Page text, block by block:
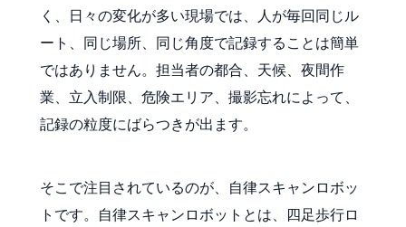
く、日々の変化が多い現場では、人が毎回同じル
ート、同じ場所、同じ角度で記録することは簡単
ではありません。担当者の都合、天候、夜間作
業、立入制限、危険エリア、撮影忘れによって、
記録の粒度にばらつきが出ます。
そこで注目されているのが、自律スキャンロボッ
トです。自律スキャンロボットとは、四足歩行ロ